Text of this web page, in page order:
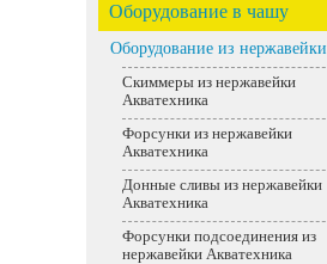
Оборудование в чашу
Оборудование из нержавейки
Скиммеры из нержавейки
Акватехника
Форсунки из нержавейки
Акватехника
Донные сливы из нержавейки
Акватехника
Форсунки подсоединения из
нержавейки Акватехника